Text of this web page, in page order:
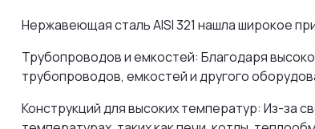
Нержавеющая сталь AISI 321 нашла широкое
Трубопроводов и емкостей: Благодаря
трубопроводов, емкостей и другого
Конструкций для высоких температур: Из-за